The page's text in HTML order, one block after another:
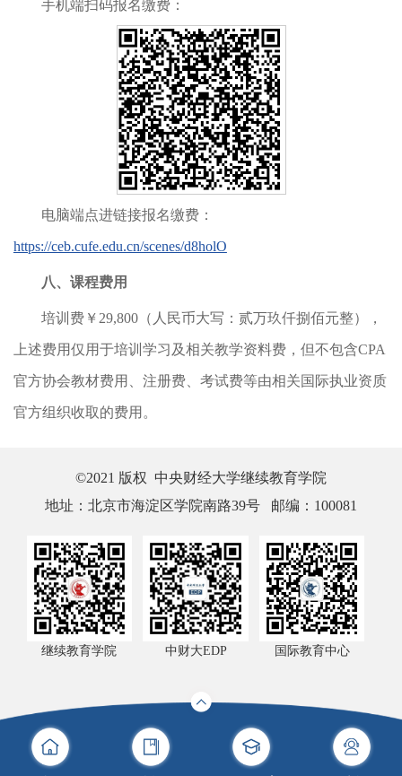
手机端扫码报名缴费：
电脑端点进链接报名缴费：
https://ceb.cufe.edu.cn/scenes/d8holO
八、课程费用
培训费￥29,800（人民币大写：贰万玖仟捌佰元整），
上述费用仅用于培训学习及相关教学资料费，但不包含CPA
官方协会教材费用、注册费、考试费等由相关国际执业资质
官方组织收取的费用。
©2021 版权 中央财经大学继续教育学院
地址：北京市海淀区学院南路39号 邮编：100081
继续教育学院 中财大EDP 国际教育中心